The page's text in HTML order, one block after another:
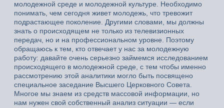
молодежной среде и молодежной культуре. Необходимо
понимать, чем сегодня живет молодежь, что тревожит
подрастающее поколение. Другими словами, мы должны
знать о происходящем не только из телевизионных
передач, но и на профессиональном уровне. Поэтому
обращаюсь к тем, кто отвечает у нас за молодежную
работу: давайте очень серьезно займемся исследованием
происходящего в молодежной среде, с тем чтобы именно
рассмотрению этой аналитики могло быть посвящено
специальное заседание Высшего Церковного Совета.
Многое мы знаем из средств массовой информации, но
нам нужен свой собственный анализ ситуации — если